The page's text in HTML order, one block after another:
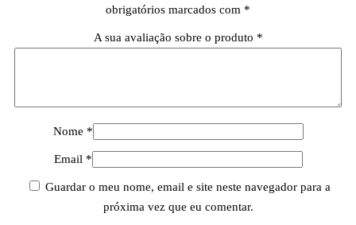
obrigatórios marcados com *
A sua avaliação sobre o produto *
Nome *
Email *
Guardar o meu nome, email e site neste navegador para a
próxima vez que eu comentar.